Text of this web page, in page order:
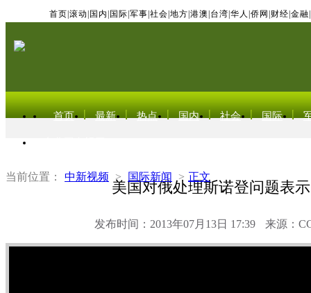
首页 滚动 国内 国际 军事 社会 地方 港澳 台湾 华人 侨网 财经 金融
首页 最新 热点 国内 社会 国际
当前位置： 中新视频 > 国际新闻 > 正文
美国对俄处理斯诺登问题表
发布时间：2013年07月13日 17:39 来源：